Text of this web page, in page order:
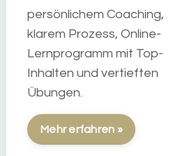
persönlichem Coaching,
klarem Prozess, Online-
Lernprogramm mit Top-
Inhalten und vertieften
Übungen.
Mehr erfahren »